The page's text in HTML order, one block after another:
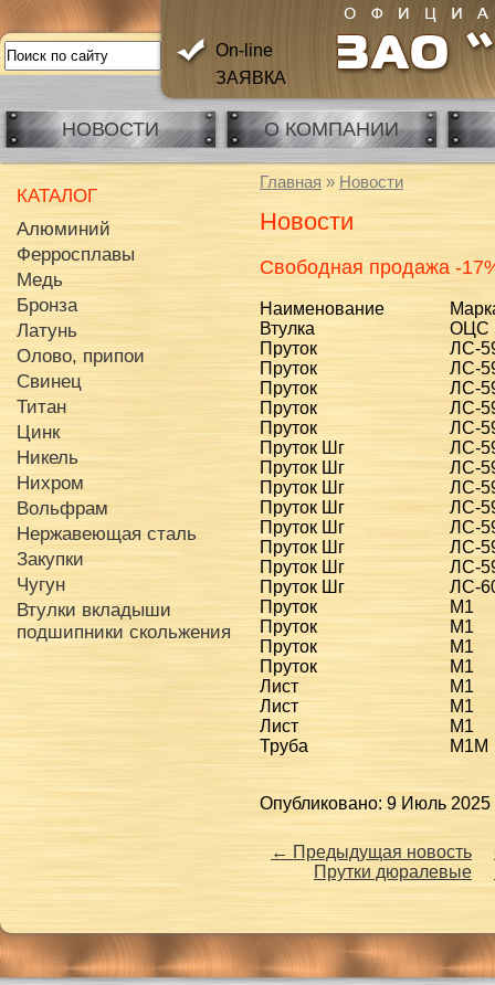
On-line
ЗАЯВКА
НОВОСТИ О КОМПАНИИ
Главная » Новости
Новости
Свободная продажа -
Наименование
Втулка
ОЦС
Пруток
ЛС-
Пруток
ЛС-
Пруток
ЛС-
Пруток
ЛС-
Пруток
ЛС-
Пруток Шг
ЛС-
Пруток Шг
ЛС-
Пруток Шг
ЛС-
Пруток Шг
ЛС-
Пруток Шг
ЛС-
Пруток Шг
ЛС-
Пруток Шг
ЛС-
Пруток Шг
ЛС-
Пруток
М1
Пруток
М1
Пруток
М1
Пруток
М1
Лист
М1
Лист
М1
Лист
М1
Труба
М1М
Опубликовано: 9 Июль
← Предыдущая новость
Прутки дюралевые
КАТАЛОГ
Алюминий
Ферросплавы
Медь
Бронза
Латунь
Олово, припои
Свинец
Титан
Цинк
Никель
Нихром
Вольфрам
Нержавеющая сталь
Закупки
Чугун
Втулки вкладыши
подшипники скольжения